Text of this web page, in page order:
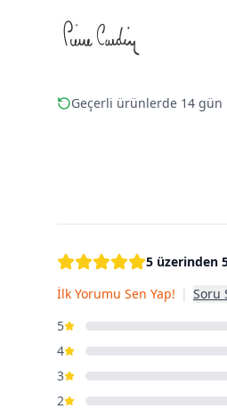
Geçerli ürünlerde 14
5 üzerinden
İlk Yorumu Sen Yap! | Soru
5
4
3
2